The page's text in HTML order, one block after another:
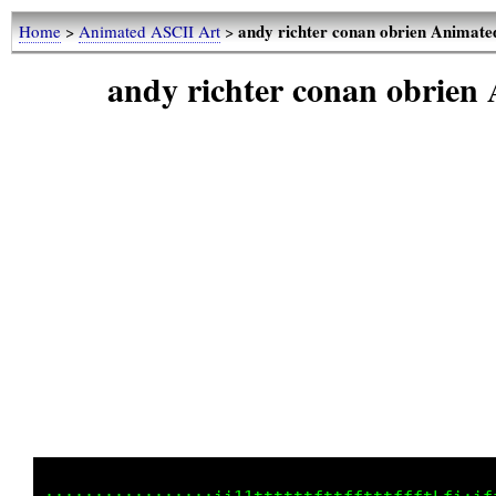
Home>Animated ASCII Art>andy richter conan obrien
andy richter conan